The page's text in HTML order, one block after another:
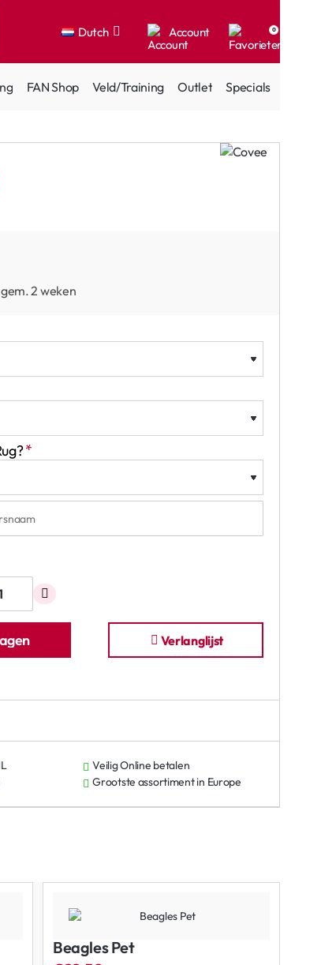
Dutch Account 0
FAN Shop Veld/Training Outlet Specials
2 weken
Verlanglijst
Veilig Online betalen
Grootste assortiment in Europe
Beagles Pet